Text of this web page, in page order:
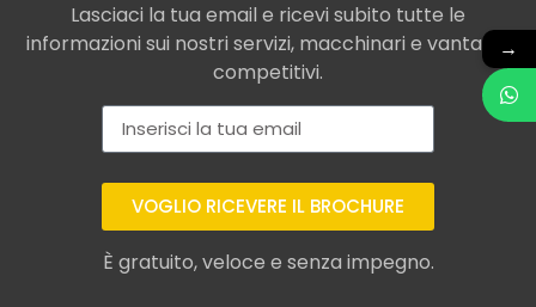
Assicurazione per
→
Lasciaci la tua email e ricevi subito tutte le
informazioni sui nostri servizi, macchinari e vantaggi
competitivi.
VOGLIO RICEVERE IL BROCHURE
È gratuito, veloce e senza impegno.